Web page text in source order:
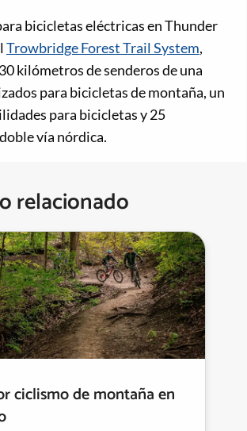
bicicletas eléctricas en Thunder
Trowbridge Forest Trail System,
kilómetros de senderos de una
para bicicletas de montaña, un
para bicicletas y 25
vía nórdica.
relacionado
ciclismo de montaña en